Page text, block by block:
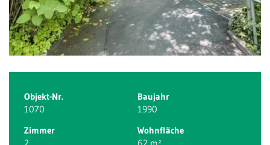
Objekt-Nr.
1070
Baujahr
1990
Zimmer
2
Wohnfläche
62 m²